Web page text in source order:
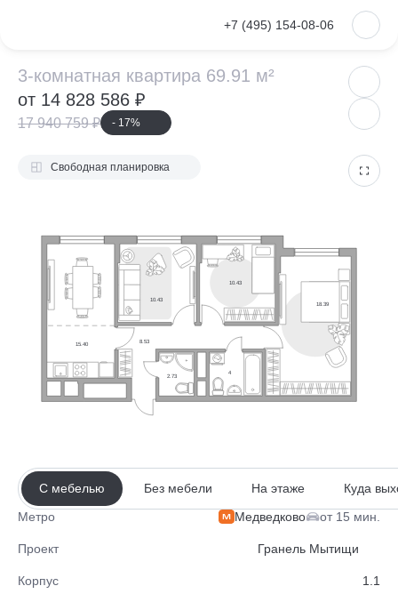
+7 (495) 154-08-06
3-комнатная
3-комнатная квартира 69.91 м²
от 14 828 586 ₽
17 940 759 ₽ - 17%
VKontakte
Метро Медведково от 15 мин.
Проект Гранель Мытищи
Корпус 1.1
18.39
10.43
10.43
15.40
2.73
4
8.53
Свободная планировка
С мебелью Без мебели На этаже Куда